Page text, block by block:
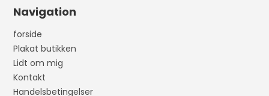
Navigation
forside
Plakat butikken
Lidt om mig
Kontakt
Handelsbetingelser